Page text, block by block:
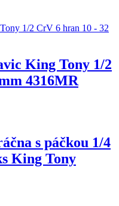
King Tony 1/2
4316MR
s páčkou 1/4
King Tony